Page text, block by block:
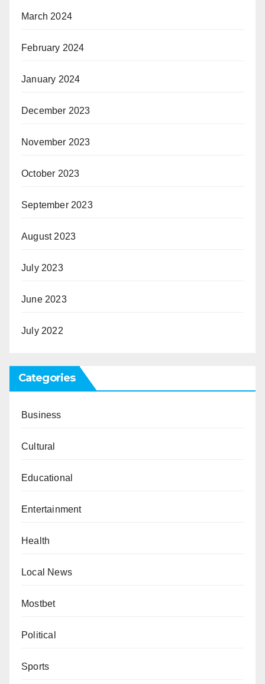
March 2024
February 2024
January 2024
December 2023
November 2023
October 2023
September 2023
August 2023
July 2023
June 2023
July 2022
Categories
Business
Cultural
Educational
Entertainment
Health
Local News
Mostbet
Political
Sports